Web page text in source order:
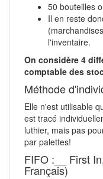
50 bouteilles
Il en reste
l'inventaire.
On considère 4
comptable des
Méthode
Elle n'est utilisable
est tracé
luthier, mais pas
par palettes!
FIFO :__ First
Français)